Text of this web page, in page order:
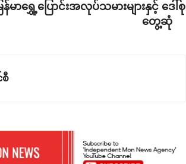
ြန်မာရွှေ့ပြောင်းအလုပ်သမားများနှင့် ဒေါ်စု
တွေ့ဆုံ
စီ